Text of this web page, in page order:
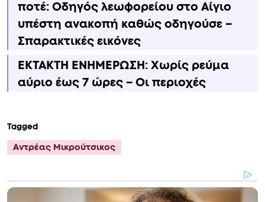
ποτέ: Οδηγός λεωφορείου στο Αίγιο
υπέστη ανακοπή καθώς οδηγούσε –
Σπαρακτικές εικόνες
ΕΚΤΑΚΤΗ ΕΝΗΜΕΡΩΣΗ: Χωρίς ρεύμα
αύριο έως 7 ώρες – Οι περιοχές
Tagged
Αντρέας Μικρούτσικος